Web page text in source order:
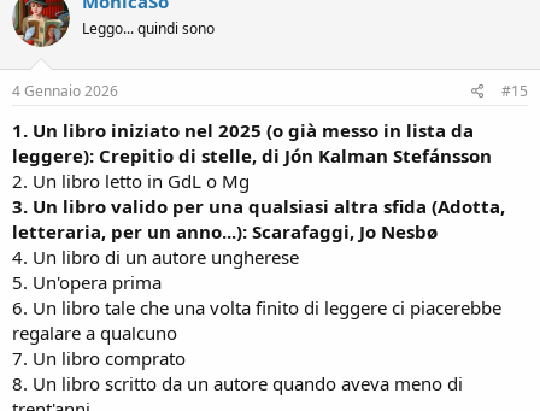
t
i
o
n
s
Leggo... quindi sono
4 Gennaio 2026 #15
1. Un libro iniziato nel 2025 (o già messo in lista da
leggere): Crepitio di stelle, di Jón Kalman Stefánsson
2. Un libro letto in GdL o Mg
3. Un libro valido per una qualsiasi altra sfida (Adotta,
letteraria, per un anno...): Scarafaggi, Jo Nesbø
4. Un libro di un autore ungherese
5. Un'opera prima
6. Un libro tale che una volta finito di leggere ci piacerebbe
regalare a qualcuno
7. Un libro comprato
8. Un libro scritto da un autore quando aveva meno di